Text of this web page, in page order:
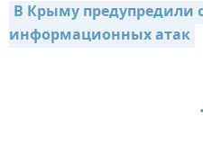
В Крыму предупредили
информационных атак